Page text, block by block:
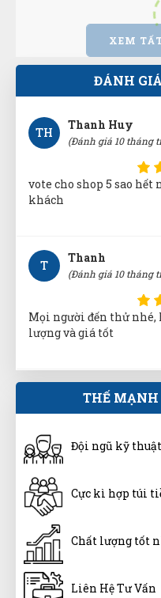
XEM
ĐÁNH
(Đánh giá 10 tháng
đóng gói cẩn thận giao
TH
Thanh Huy
(Đánh giá 10 tháng
vote cho shop 5 sao
khách
T
Thanh
(Đánh giá 10 tháng
Mọi người đến thử nhé,
lượng và giá tốt
Minh Thắng
(Đánh giá 10 tháng
Địa điểm dễ tìm xem
NN
(Đánh giá 10 tháng
Shop không lớn mà bán
THẾ MẠNH
Đội ngũ kỹ
Cực kì hợp túi
Chất lượng tốt
Liên Hệ Tư Vấn